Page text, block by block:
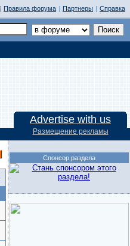
| Правила форума | Партнеры | Справка
Advertise with us
Размещение рекламы
Спонсор раздела